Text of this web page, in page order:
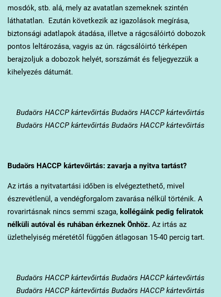
mosdók, stb. alá, mely az avatatlan szemeknek szintén
láthatatlan. Ezután következik az igazolások megírása,
biztonsági adatlapok átadása, illetve a rágcsálóirtó dobozok
pontos leltározása, vagyis az ún. rágcsálóirtó térképen
berajzoljuk a dobozok helyét, sorszámát és feljegyezzük a
kihelyezés dátumát.
Budaörs HACCP kártevőirtás Budaörs HACCP kártevőirtás
Budaörs HACCP kártevőirtás Budaörs HACCP kártevőirtás
Budaörs HACCP kártevőirtás: zavarja a nyitva tartást?
Az irtás a nyitvatartási időben is elvégeztethető, mivel
észrevétlenül, a vendégforgalom zavarása nélkül történik. A
rovarirtásnak nincs semmi szaga, kollégáink pedig feliratok
nélküli autóval és ruhában érkeznek Önhöz. Az irtás az
üzlethelyiség méretétől függően átlagosan 15-40 percig tart.
Budaörs HACCP kártevőirtás Budaörs HACCP kártevőirtás
Budaörs HACCP kártevőirtás Budaörs HACCP kártevőirtás